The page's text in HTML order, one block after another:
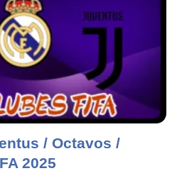
/ Octavos /
2025